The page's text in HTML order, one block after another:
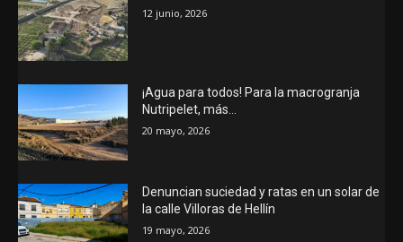
12 junio, 2026
¡Agua para todos! Para la macrogranja
Nutripelet, más…
20 mayo, 2026
Denuncian suciedad y ratas en un solar de
la calle Villoras de Hellín
19 mayo, 2026